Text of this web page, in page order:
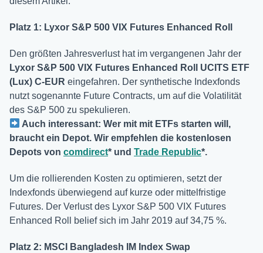
Platz 1: Lyxor S&P 500 VIX Futures Enhanced Roll
Den größten Jahresverlust hat im vergangenen Jahr der
Lyxor S&P 500 VIX Futures Enhanced Roll UCITS ETF
(Lux) C-EUR eingefahren. Der synthetische Indexfonds
nutzt sogenannte Future Contracts, um auf die Volatilität
des S&P 500 zu spekulieren.
Auch interessant: Wer mit mit ETFs starten will,
braucht ein Depot. Wir empfehlen die kostenlosen
Depots von comdirect* und Trade Republic*.
Um die rollierenden Kosten zu optimieren, setzt der
Indexfonds überwiegend auf kurze oder mittelfristige
Futures. Der Verlust des Lyxor S&P 500 VIX Futures
Enhanced Roll belief sich im Jahr 2019 auf 34,75 %.
Platz 2: MSCI Bangladesh IM Index Swap